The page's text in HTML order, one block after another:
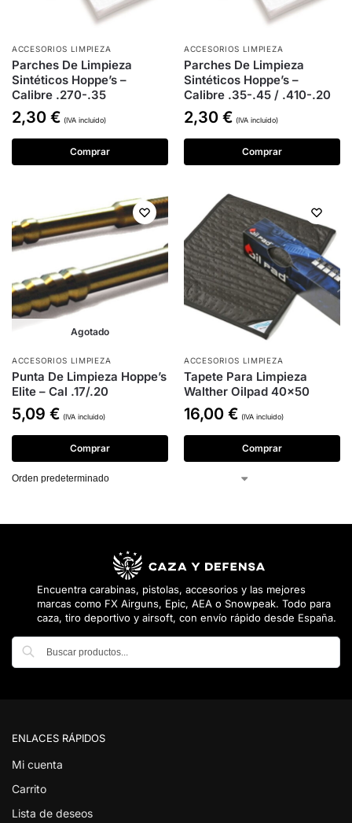
ACCESORIOS LIMPIEZA
Parches De Limpieza
Sintéticos Hoppe’s –
Calibre .270-.35
2,30 € (IVA incluido)
Comprar
ACCESORIOS LIMPIEZA
Parches De Limpieza
Sintéticos Hoppe’s –
Calibre .35-.45 / .410-.20
2,30 € (IVA incluido)
Comprar
Agotado
ACCESORIOS LIMPIEZA
Punta De Limpieza Hoppe’s
Elite – Cal .17/.20
5,09 € (IVA incluido)
Comprar
ACCESORIOS LIMPIEZA
Tapete Para Limpieza
Walther Oilpad 40×50
16,00 € (IVA incluido)
Comprar
Encuentra carabinas, pistolas, accesorios y las mejores
marcas como FX Airguns, Epic, AEA o Snowpeak. Todo para
caza, tiro deportivo y airsoft, con envío rápido desde España.
ENLACES RÁPIDOS
Mi cuenta
Carrito
Lista de deseos